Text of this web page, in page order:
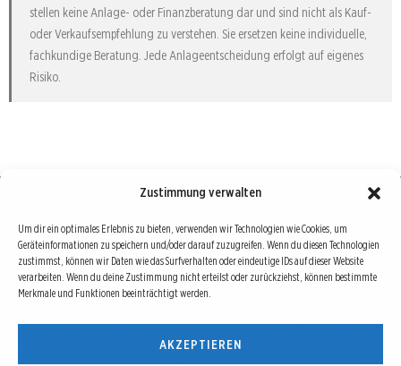
Zustimmung verwalten
Um dir ein optimales Erlebnis zu bieten, verwenden wir Technologien wie Cookies, um
Geräteinformationen zu speichern und/oder darauf zuzugreifen. Wenn du diesen Technologien
zustimmst, können wir Daten wie das Surfverhalten oder eindeutige IDs auf dieser Website
verarbeiten. Wenn du deine Zustimmung nicht erteilst oder zurückziehst, können bestimmte
Merkmale und Funktionen beeinträchtigt werden.
AKZEPTIEREN
stellen keine Anlage- oder Finanzberatung dar und sind nicht als Kauf-
oder Verkaufsempfehlung zu verstehen. Sie ersetzen keine individuelle,
fachkundige Beratung. Jede Anlageentscheidung erfolgt auf eigenes
Risiko.
Börse : lokal, international, global
Erfolgreiche Börsengeschäfte bedingen vor allem drei Dinge: Verlässliche Informationen,
richtige Interpretationen und unabhängige Informationsquellen. Diese drei Bausteine sind
auch die redaktionelle Leitlinie von Börse Global.
Hinter Börse Global steht ein Team von erfahrenen Finanzjournalisten, die zum Teil schon
seit Jahrzehnten Börse in all ihren Facetten leben und mit diesem Internetprojekt
interessierten Lesern und Investoren ein Angebot machen wollen, sich über spannende